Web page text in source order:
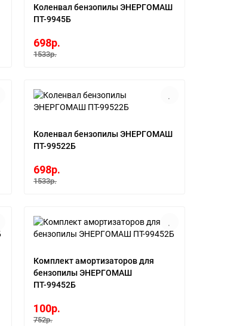
Коленвал бензопилы ЭНЕРГОМАШ
ПТ-9945Б
698р.
1533р.
Коленвал бензопилы ЭНЕРГОМАШ
ПТ-99522Б
698р.
1533р.
Комплект амортизаторов для
бензопилы ЭНЕРГОМАШ
ПТ-99452Б
100р.
752р.